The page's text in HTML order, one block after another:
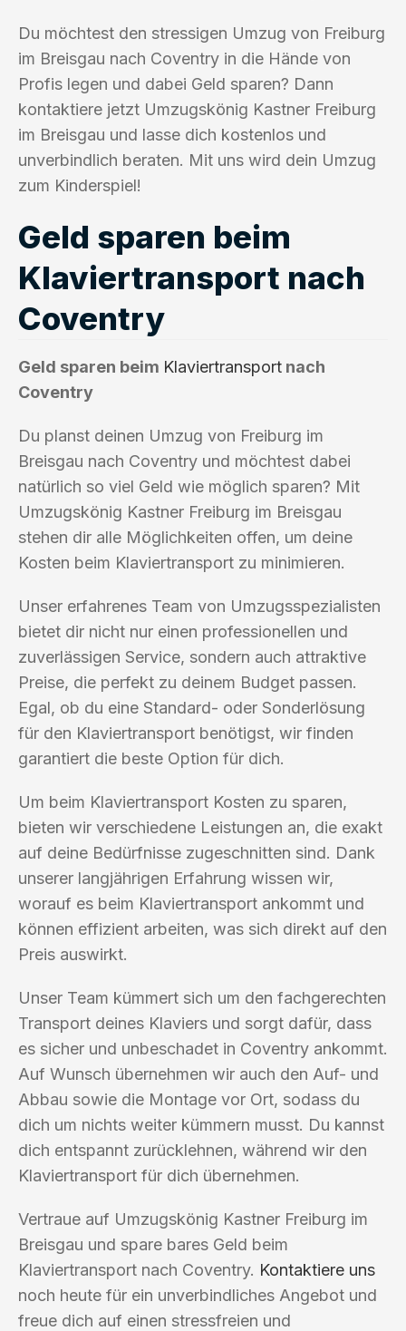
Du möchtest den stressigen Umzug von Freiburg
im Breisgau nach Coventry in die Hände von
Profis legen und dabei Geld sparen? Dann
kontaktiere jetzt Umzugskönig Kastner Freiburg
im Breisgau und lasse dich kostenlos und
unverbindlich beraten. Mit uns wird dein Umzug
zum Kinderspiel!
Geld sparen beim
Klaviertransport nach
Coventry
Geld sparen beim Klaviertransport nach
Coventry
Du planst deinen Umzug von Freiburg im
Breisgau nach Coventry und möchtest dabei
natürlich so viel Geld wie möglich sparen? Mit
Umzugskönig Kastner Freiburg im Breisgau
stehen dir alle Möglichkeiten offen, um deine
Kosten beim Klaviertransport zu minimieren.
Unser erfahrenes Team von Umzugsspezialisten
bietet dir nicht nur einen professionellen und
zuverlässigen Service, sondern auch attraktive
Preise, die perfekt zu deinem Budget passen.
Egal, ob du eine Standard- oder Sonderlösung
für den Klaviertransport benötigst, wir finden
garantiert die beste Option für dich.
Um beim Klaviertransport Kosten zu sparen,
bieten wir verschiedene Leistungen an, die exakt
auf deine Bedürfnisse zugeschnitten sind. Dank
unserer langjährigen Erfahrung wissen wir,
worauf es beim Klaviertransport ankommt und
können effizient arbeiten, was sich direkt auf den
Preis auswirkt.
Unser Team kümmert sich um den fachgerechten
Transport deines Klaviers und sorgt dafür, dass
es sicher und unbeschadet in Coventry ankommt.
Auf Wunsch übernehmen wir auch den Auf- und
Abbau sowie die Montage vor Ort, sodass du
dich um nichts weiter kümmern musst. Du kannst
dich entspannt zurücklehnen, während wir den
Klaviertransport für dich übernehmen.
Vertraue auf Umzugskönig Kastner Freiburg im
Breisgau und spare bares Geld beim
Klaviertransport nach Coventry. Kontaktiere uns
noch heute für ein unverbindliches Angebot und
freue dich auf einen stressfreien und